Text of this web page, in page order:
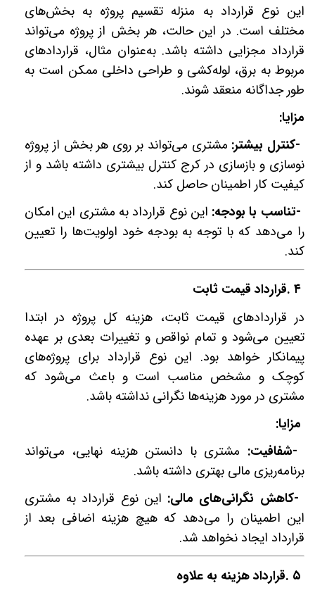
این نوع قرارداد به منزله تقسیم پروژه به بخش‌های
مختلف است. در این حالت، هر بخش از پروژه می‌تواند
قرارداد مجزایی داشته باشد. به‌عنوان مثال، قراردادهای
مربوط به برق، لوله‌کشی و طراحی داخلی ممکن است به
طور جداگانه منعقد شوند.
مزایا:
-کنترل بیشتر: مشتری می‌تواند بر روی هر بخش از پروژه
نوسازی و بازسازی در کرج کنترل بیشتری داشته باشد و از
کیفیت کار اطمینان حاصل کند.
-تناسب با بودجه: این نوع قرارداد به مشتری این امکان
را می‌دهد که با توجه به بودجه خود اولویت‌ها را تعیین
کند.
۴ .قرارداد قیمت ثابت
در قراردادهای قیمت ثابت، هزینه کل پروژه در ابتدا
تعیین می‌شود و تمام نواقص و تغییرات بعدی بر عهده
پیمانکار خواهد بود. این نوع قرارداد برای پروژه‌های
کوچک و مشخص مناسب است و باعث می‌شود که
مشتری در مورد هزینه‌ها نگرانی نداشته باشد.
مزایا:
-شفافیت: مشتری با دانستن هزینه نهایی، می‌تواند
برنامه‌ریزی مالی بهتری داشته باشد.
-کاهش نگرانی‌های مالی: این نوع قرارداد به مشتری
این اطمینان را می‌دهد که هیچ هزینه اضافی بعد از
قرارداد ایجاد نخواهد شد.
۵ .قرارداد هزینه به علاوه